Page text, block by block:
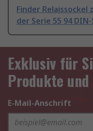
Finder
der Serie 55 94
Exklusiv für
Produkte
E-Mail-Anschrift